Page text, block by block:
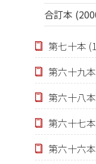
合訂本
第七十本
第六十九
第六十八
第六十七
第六十六